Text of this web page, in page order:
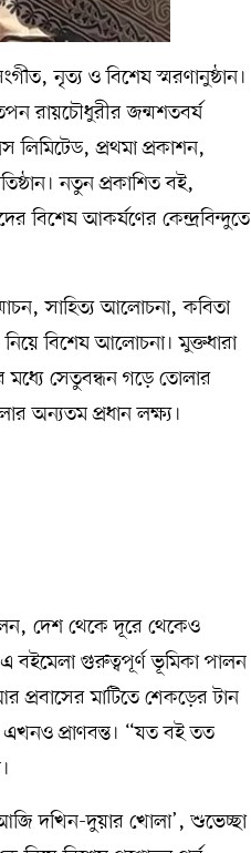
নৃত্য ও বিশেষ স্মরণানুষ্ঠান।
রায়চৌধুরীর জন্মশতবর্ষ
লিমিটেড, প্রথমা প্রকাশন,
নতুন প্রকাশিত বই,
বিশেষ আকর্ষণের কেন্দ্রবিন্দুতে
সাহিত্য আলোচনা, কবিতা
বিশেষ আলোচনা। মুক্তধারা
মধ্যে সেতুবন্ধন গড়ে তোলার
অন্যতম প্রধান লক্ষ্য।
দেশ থেকে দূরে থেকেও
বইমেলা গুরুত্বপূর্ণ ভূমিকা পালন
প্রবাসের মাটিতে শেকড়ের টান
প্রাণবন্ত। “যত বই তত
দখিন-দুয়ার খোলা’, শুভেচ্ছা